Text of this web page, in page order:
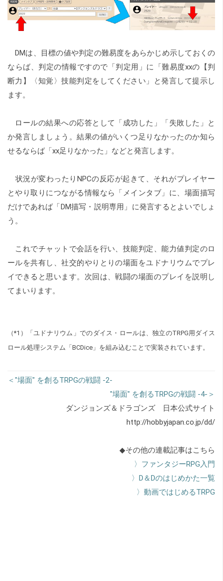
DMは、目標の値や判定の難易度をあらかじめ示しておくの
ならば、判定の情報ですので「判定用」に「難易度xxの【判
断力】〈知覚〉技能判定をしてください」と発言して提示し
ます。
ロールの結果への応答として「成功した」「失敗した」と
か発言しましょう。結果の値がいくつ足りなかったのか知ら
せるならば「xx足りなかった」などと発言します。
状況が変わったりNPCの反応が起きて、それがプレイヤー
とやり取りにつながる情報なら「メインタブ」に、場面描写
だけであれば「DM描写・説明専用」に発言するとよいでしょ
う。
これでチャットで会話を行い、技能判定、能力値判定のロ
ールを共有し、社交的やりとりの場面をユドナリウムでプレ
イできると思います。次回は、戦闘の場面のプレイを説明し
てまいります。
（*1）「ユドナリウム」でのダイス・ロールは、独立のTRPG用ダイス
ロール処理システム「BCDice」 を組み込むことで実装されています。
＜"場面" を創るTRPGの戦闘 -2-
"場面" を創るTRPGの戦闘 -4-＞
ダンジョンズ＆ドラゴンズ 日本公式サイト
http://hobbyjapan.co.jp/dd/
◆その他の連載記事はこちら
〉ファンタジーRPG入門
〉D＆Dのはじめかた一覧
〉動画ではじめるTRPG